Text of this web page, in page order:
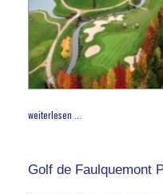
weiterlesen ...
Golf de Faulquemont